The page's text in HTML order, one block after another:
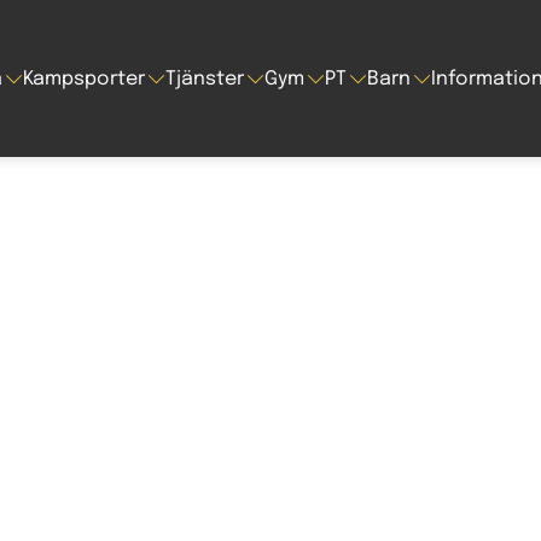
Kampsporter Tjänster Gym PT Barn